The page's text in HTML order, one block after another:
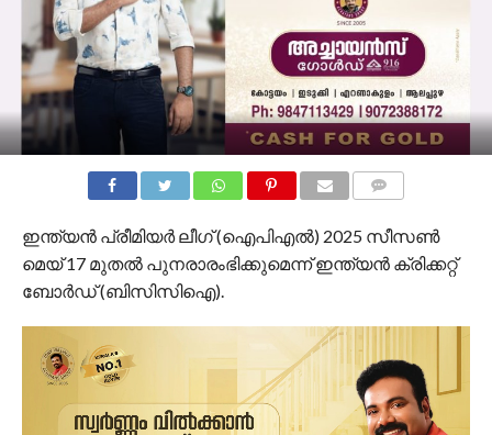
ഇന്ത്യൻ പ്രീമിയർ ലീഗ് (ഐപിഎൽ) 2025 സീസൺ
മെയ് 17 മുതൽ പുനരാരംഭിക്കുമെന്ന് ഇന്ത്യൻ ക്രിക്കറ്റ്
ബോർഡ് (ബിസിസിഐ).